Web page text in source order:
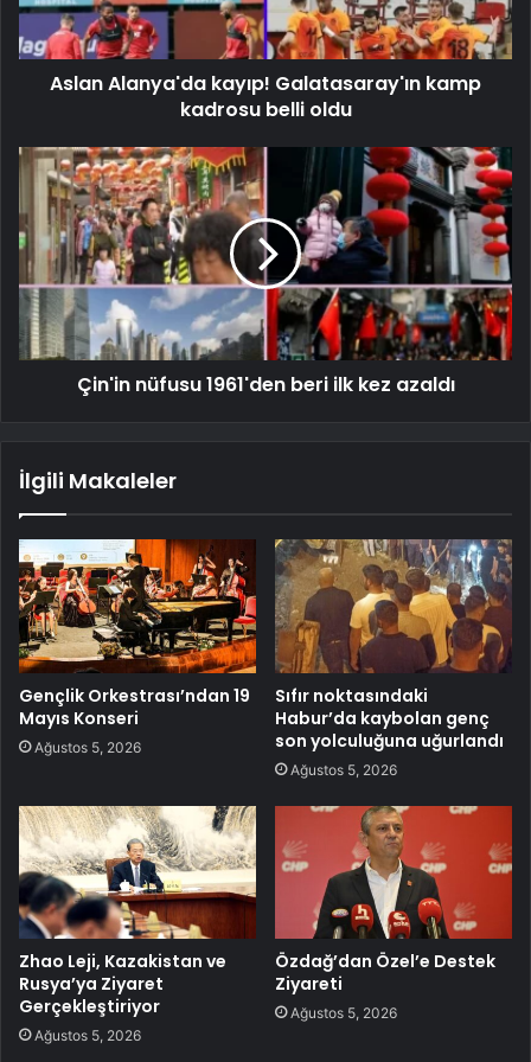
Aslan Alanya'da kayıp! Galatasaray'ın kamp
kadrosu belli oldu
Çin'in nüfusu 1961'den beri ilk kez azaldı
İlgili Makaleler
Gençlik Orkestrası’ndan 19
Mayıs Konseri
Ağustos 5, 2026
Sıfır noktasındaki
Habur’da kaybolan genç
son yolculuğuna uğurlandı
Ağustos 5, 2026
Zhao Leji, Kazakistan ve
Rusya’ya Ziyaret
Gerçekleştiriyor
Ağustos 5, 2026
Özdağ’dan Özel’e Destek
Ziyareti
Ağustos 5, 2026